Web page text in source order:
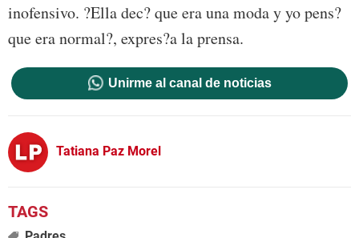
inofensivo. ?Ella dec? que era una moda y yo pens?
que era normal?, expres?a la prensa.
Unirme al canal de noticias
Tatiana Paz Morel